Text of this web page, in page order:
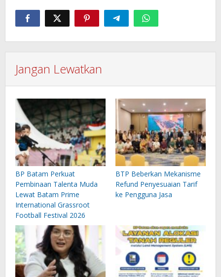
Jangan Lewatkan
BP Batam Perkuat
Pembinaan Talenta Muda
Lewat Batam Prime
International Grassroot
Football Festival 2026
BTP Beberkan Mekanisme
Refund Penyesuaian Tarif
ke Pengguna Jasa